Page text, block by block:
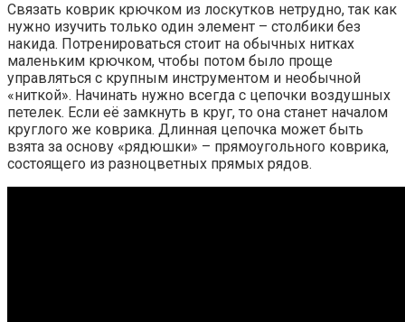
Связать коврик крючком из лоскутков нетрудно, так как
нужно изучить только один элемент – столбики без
накида. Потренироваться стоит на обычных нитках
маленьким крючком, чтобы потом было проще
управляться с крупным инструментом и необычной
«ниткой». Начинать нужно всегда с цепочки воздушных
петелек. Если её замкнуть в круг, то она станет началом
круглого же коврика. Длинная цепочка может быть
взята за основу «рядюшки» – прямоугольного коврика,
состоящего из разноцветных прямых рядов.